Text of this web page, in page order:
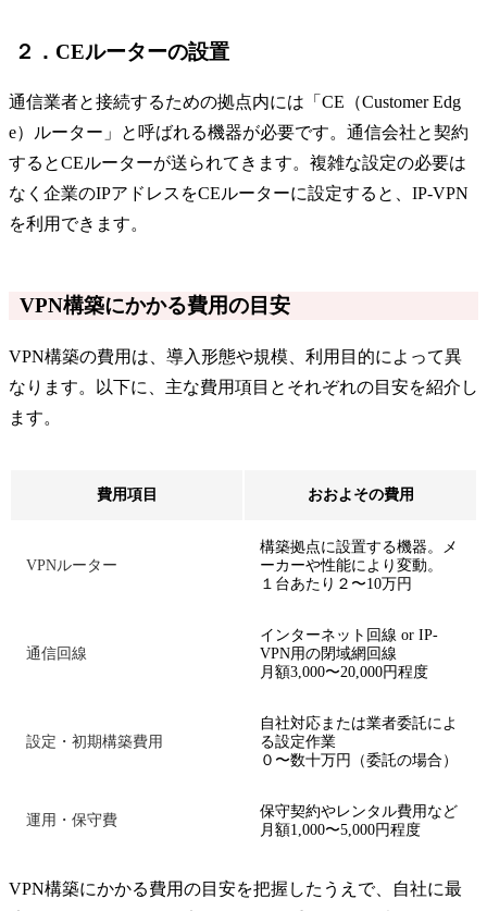
２．CEルーターの設置
通信業者と接続するための拠点内には「CE（Customer Edg
e）ルーター」と呼ばれる機器が必要です。通信会社と契約
するとCEルーターが送られてきます。複雑な設定の必要は
なく企業のIPアドレスをCEルーターに設定すると、IP‐VPN
を利用できます。
VPN構築にかかる費用の目安
VPN構築の費用は、導入形態や規模、利用目的によって異
なります。以下に、主な費用項目とそれぞれの目安を紹介し
ます。
費用項目 おおよその費用
VPNルーター
構築拠点に設置する機器。メ
ーカーや性能により変動。
１台あたり２〜10万円
通信回線
インターネット回線 or IP-
VPN用の閉域網回線
月額3,000〜20,000円程度
設定・初期構築費用
自社対応または業者委託によ
る設定作業
０〜数十万円（委託の場合）
運用・保守費
保守契約やレンタル費用など
月額1,000〜5,000円程度
VPN構築にかかる費用の目安を把握したうえで、自社に最